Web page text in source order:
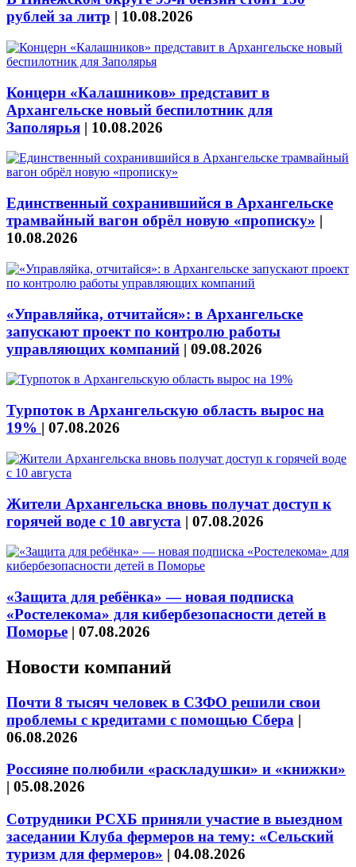
рублей за литр | 10.08.2026
Концерн «Калашников» представит в
Архангельске новый беспилотник для
Заполярья | 10.08.2026
Единственный сохранившийся в Архангельске
трамвайный вагон обрёл новую «прописку» |
10.08.2026
«Управляйка, отчитайся»: в Архангельске
запускают проект по контролю работы
управляющих компаний | 09.08.2026
Турпоток в Архангельскую область вырос на
19% | 07.08.2026
Жители Архангельска вновь получат доступ к
горячей воде с 10 августа | 07.08.2026
«Защита для ребёнка» — новая подписка
«Ростелекома» для кибербезопасности детей в
Поморье | 07.08.2026
Новости компаний
Почти 8 тысяч человек в СЗФО решили свои
проблемы с кредитами с помощью Сбера |
06.08.2026
Россияне полюбили «раскладушки» и «книжки»
| 05.08.2026
Сотрудники РСХБ приняли участие в выездном
заседании Клуба фермеров на тему: «Сельский
туризм для фермеров» | 04.08.2026